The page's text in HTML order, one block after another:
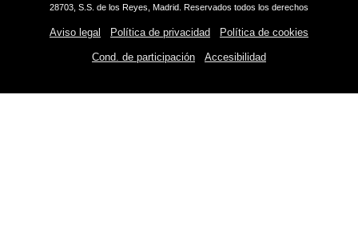
28703, S.S. de los Reyes, Madrid. Reservados todos los derechos
Aviso legal Política de privacidad Política de cookies
Cond. de participación Accesibilidad